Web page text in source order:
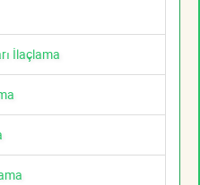
İlaçlama